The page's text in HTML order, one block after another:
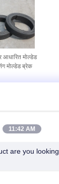
आधारित मोल्डेड
मोल्डेड ब्रेक
11:42 AM
are you looking